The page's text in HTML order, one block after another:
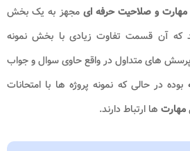
و صلاحیت حرفه ای مجهز به یک بخش
که آن قسمت تفاوت زیادی با بخش نمونه
های متداول در واقع حاوی سوال و جواب
بوده در حالی که نمونه پروژه ها با امتحانات
مهارت ها ارتباط دارند.